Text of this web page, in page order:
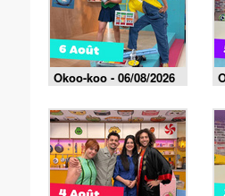
Okoo-koo - 06/08/2026